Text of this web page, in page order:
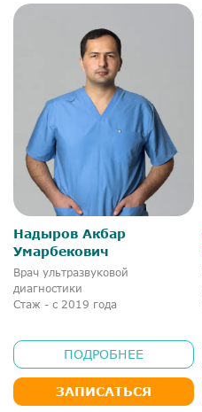
Надыров Акбар
Умарбекович
Врач ультразвуковой
диагностики
Стаж - с 2019 года
ПОДРОБНЕЕ
ЗАПИСАТЬСЯ